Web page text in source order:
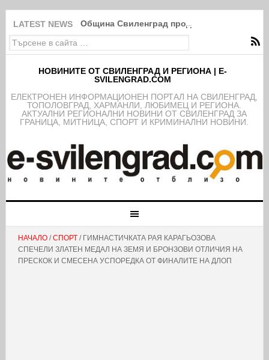
LATEST NEWS Община Свиленград продължава
НОВИНИТЕ ОТ СВИЛЕНГРАД И РЕГИОНА | E-
SVILENGRAD.COM
EЛЕКТРОНЕН ИНФОРМАЦИОНЕН ПОРТАЛ НА СВИЛЕНГРАД,
ТОПОЛОВГРАД, ХАРМАНЛИ, ЛЮБИМЕЦ И РЕГИОНА.
АКТУАЛНИ РЕГИОНАЛНИ НОВИНИ ОТ СВИЛЕНГРАД ЗА
ГРАНИЦА, МИТНИЦА, СПОРТ И КРИМИНАЛНИ НОВИНИ.
НАЧАЛО/СПОРТ/ ГИМНАСТИЧКАТА РАЯ КАРАГЬОЗОВА
СПЕЧЕЛИ ЗЛАТЕН МЕДАЛ НА ЗЕМЯ И БРОНЗОВИ ОТЛИЧИЯ НА
ПРЕСКОК И СМЕСЕНА УСПОРЕДКА ОТ ФИНАЛИТЕ НА ДЛОП